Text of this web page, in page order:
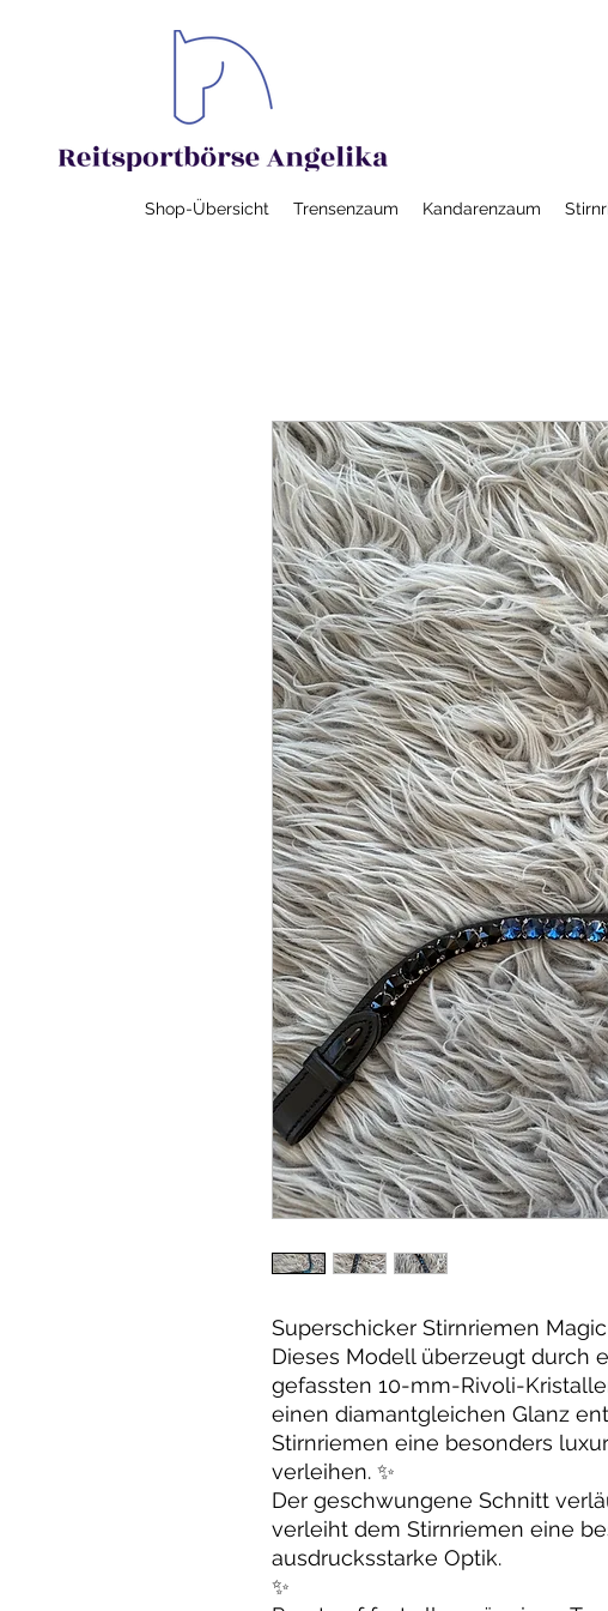
Shop-Übersicht Trensenzaum Kandarenzaum
Superschicker Stirnriemen
Dieses Modell überzeugt durch
gefassten 10-mm-Rivoli-
einen diamantgleichen Glanz
Stirnriemen eine besonders
verleihen. ✨
Der geschwungene Schnitt
verleiht dem Stirnriemen eine
ausdrucksstarke Optik.
✨